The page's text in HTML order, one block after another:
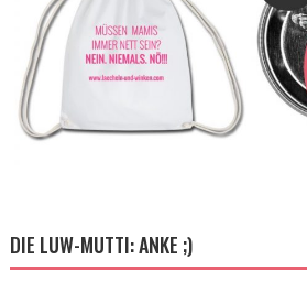
DIE LUW-MUTTI: ANKE ;)